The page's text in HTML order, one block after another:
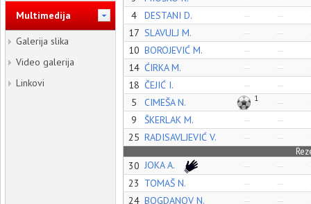
Multimedija
Galerija slika
Video galerija
Linkovi
4
DESTANI D.
17 SLAVULJ M.
10 BOROJEVIĆ M.
14 ĆIRKA M.
18 ČEJIĆ I.
5
CIMEŠA N. 1
9
ŠKERLAK M.
25 RADISAVLJEVIĆ V.
30 JOKA A.
23 TOMAŠ N.
24 BOGDANOV N.